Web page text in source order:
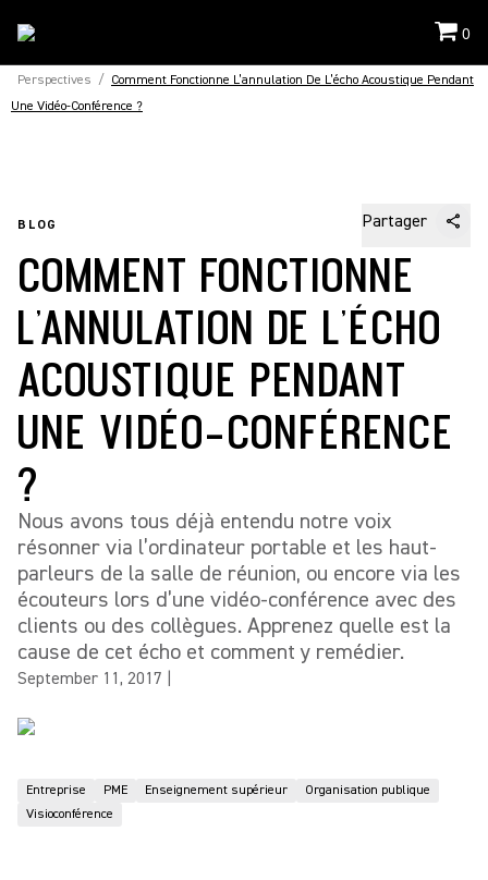
0
Perspectives / Comment Fonctionne L’annulation De L’écho Acoustique Pendant
Une Vidéo-Conférence ?
BLOG Partager
COMMENT FONCTIONNE
L’ANNULATION DE L’ÉCHO
ACOUSTIQUE PENDANT
UNE VIDÉO-CONFÉRENCE
?
Nous avons tous déjà entendu notre voix
résonner via l’ordinateur portable et les haut-
parleurs de la salle de réunion, ou encore via les
écouteurs lors d’une vidéo-conférence avec des
clients ou des collègues. Apprenez quelle est la
cause de cet écho et comment y remédier.
September 11, 2017
Entreprise PME Enseignement supérieur
Organisation publique
Visioconférence